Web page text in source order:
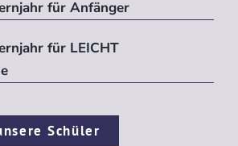
für Anfänger
für LEICHT
Schüler